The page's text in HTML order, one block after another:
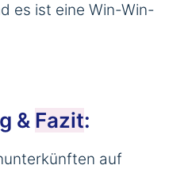
es ist eine Win-Win-
& Fazit:
auf